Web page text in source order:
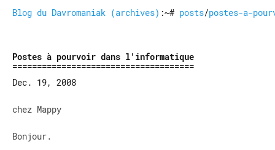
Blog du Davromaniak (archives) :~# posts/postes-a-
Postes à pourvoir dans l'informatique
Dec. 19, 2008
chez Mappy
Bonjour.